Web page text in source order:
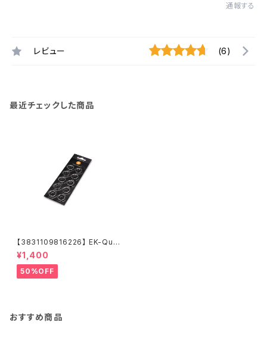
通報する
レビュー (6)
最近チェックした商品
【3831109816226】 EK-Quan
tum Torque Color Ring 10-
Pack HDC 12 - Nickel
¥1,400
50%OFF
おすすめ商品